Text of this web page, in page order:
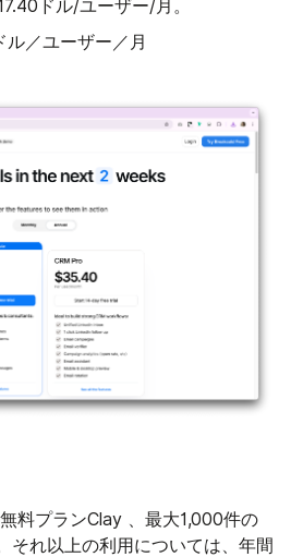
ドル/ユーザー/月。
ル／ユーザー／月
料プランClay 、最大1,000件の
それ以上の利用については、年間